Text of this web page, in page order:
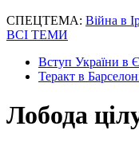
СПЕЦТЕМА: Війна в
ВСІ ТЕМИ
Вступ України в
Теракт в
Лобода